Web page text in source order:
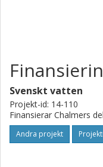
Svenskt vatten
Projekt-id: 14-110
Finansierar Chalmers
Andra projekt